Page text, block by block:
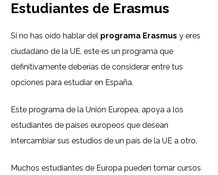
Estudiantes de Erasmus
Si no has oído hablar del programa Erasmus y eres
ciudadano de la UE, este es un programa que
definitivamente deberías de considerar entre tus
opciones para estudiar en España.
Este programa de la Unión Europea, apoya a los
estudiantes de países europeos que desean
intercambiar sus estudios de un país de la UE a otro.
Muchos estudiantes de Europa pueden tomar cursos